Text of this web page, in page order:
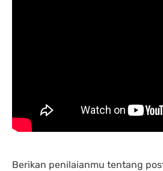
Berikan penilaianmu tentang